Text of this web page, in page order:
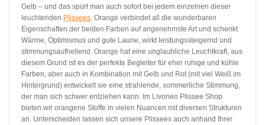
Gelb – und das spürt man auch sofort bei jedem einzelnen dieser
leuchtenden Plissees . Orange verbindet all die wunderbaren
Eigenschaften der beiden Farben auf angenehmste Art und schenkt
Wärme, Optimismus und gute Laune, wirkt leistungssteigernd und
stimmungsaufhellend. Orange hat eine unglaubliche Leuchtkraft, aus
diesem Grund ist es der perfekte Begleiter für eher ruhige und kühle
Farben, aber auch in Kombination mit Gelb und Rot (mit viel Weiß im
Hintergrund) entwickelt sie eine strahlende, sommerliche Stimmung,
der man sich schwer entziehen kann. Im Livoneo Plissee Shop
bieten wir orangene Stoffe in vielen Nuancen mit diversen Strukturen
an. Unterscheiden lassen sich unsere Plissees auch anhand Ihrer